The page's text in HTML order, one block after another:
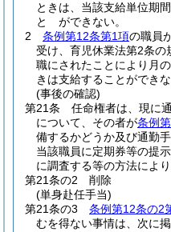
ときは、当該支給単位期
と ができない。
2
条例第12条第1項の職員
受け、育児休業法第2条
職にされたことにより月
きは支給することができな
(事後の確認)
第21条
任命権者は、現に
について、その者が条例
備するかどうか及び通勤
当該職員に定期券等の提
に調査する等の方法によ
第21条の2
削除
(単身赴任手当)
第21条の3
条例第12条の2
むを得ない事情は、次に